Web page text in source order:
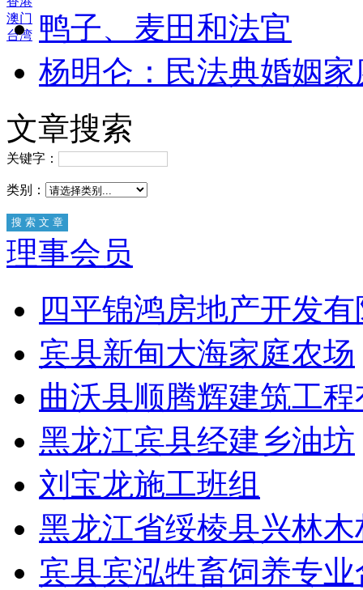
澳门
台湾 鸭子、麦田和法官
杨明仑：民法典婚姻
文章搜索
关键字：
类别：
理事会员
四平锦鸿房地产开发
宾县新甸大海家庭农场
曲沃县顺腾辉建筑工
黑龙江宾县经建乡油坊
刘宝龙施工班组
黑龙江省绥棱县兴林
宾县宾泓牲畜饲养专